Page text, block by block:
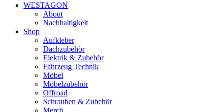
WESTAGON
About
Nachhaltigkeit
Shop
Aufkleber
Dachzubehör
Elektrik & Zubehör
Fahrzeug Technik
Möbel
Möbelzubehör
Offroad
Schrauben & Zubehör
Merch